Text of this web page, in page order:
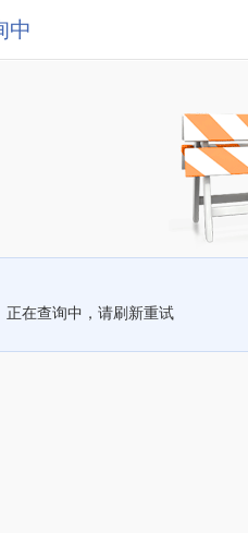
中
正在查询中，请刷新重试